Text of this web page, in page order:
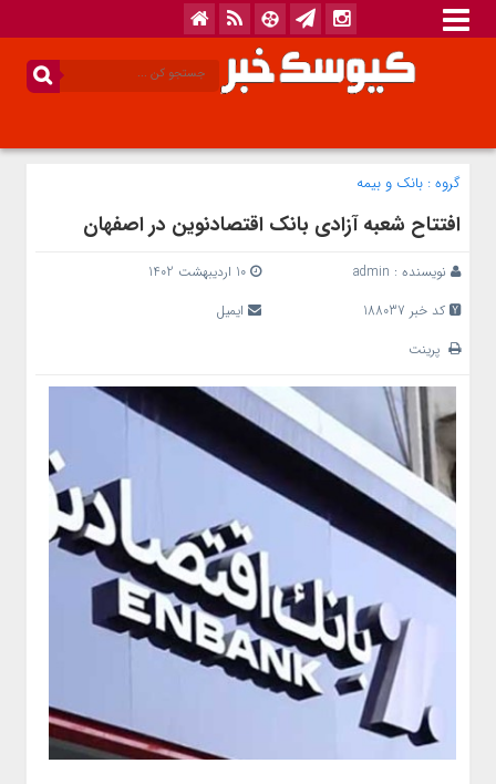
گروه : بانک‌ و بیمه
افتتاح شعبه آزادی بانک اقتصادنوین در اصفهان
نویسنده : admin
10 اردیبهشت 1402
کد خبر 188037
ایمیل
پرینت